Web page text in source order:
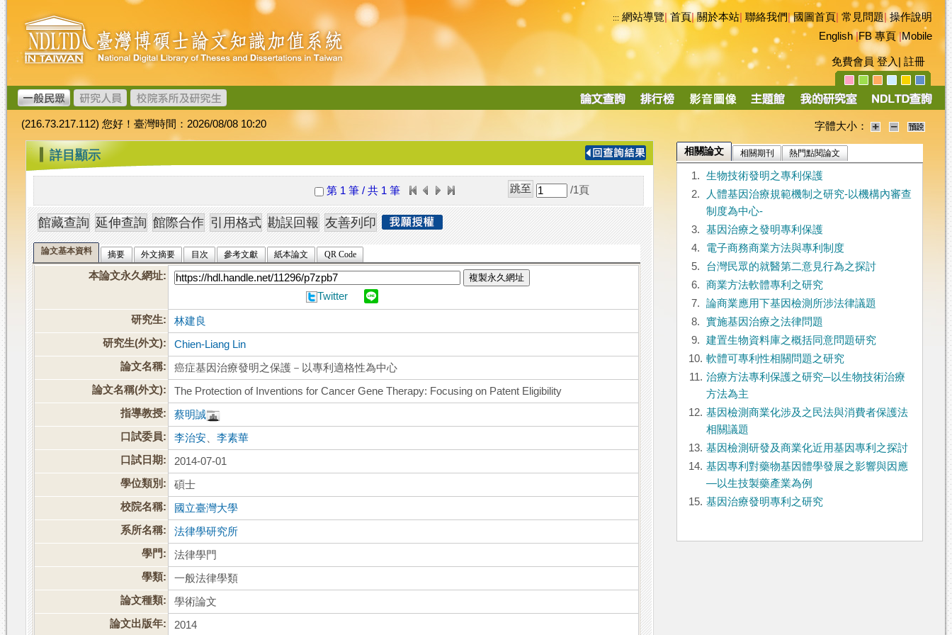
跳
到
主
要
內
容
臺
灣
博
碩
士
論
文
加
值
系
統
::: 網站導覽|首頁|關於本站 聯絡我們|國圖首頁 常見問題|操作說明
English|FB 專頁|Mobile
免費會員 登入 註冊
導
(216.73.217.112) 您好！臺灣時間：2026/08/08 10:20 字體大小：
::: 詳目顯示
第 1 筆 / 共 1 筆 /1 頁
論文基本資料 摘要 外文摘要 目次 參考文獻 紙本論文 QR Code
本論文永久網址: 複製永久網址
Twitter
研究生:
林建良
研究生(外文):
Chien-Liang Lin
論文名稱:
癌症基因治療發明之保護－以專利適格性為中心
論文名稱(外文):
The Protection of Inventions for Cancer Gene Therapy: Focusing on Patent Eligibility
指導教授:
蔡明誠
口試委員:
李治安 、李素華
口試日期:
2014-07-01
學位類別:
碩士
校院名稱:
國立臺灣大學
系所名稱:
法律學研究所
學門:
法律學門
學類:
一般法律學類
論文種類:
學術論文
論文出版年:
2014
相關論文 相關期刊 熱門點閱論文
1.
生物技術發明之專利保護
2.
人體基因治療規範機制之研究-以機構內審查
制度為中心-
3.
基因治療之發明專利保護
4.
電子商務商業方法與專利制度
5.
台灣民眾的就醫第二意見行為之探討
6.
商業方法軟體專利之研究
7.
論商業應用下基因檢測所涉法律議題
8.
實施基因治療之法律問題
9.
建置生物資料庫之概括同意問題研究
10. 軟體可專利性相關問題之研究
11. 治療方法專利保護之研究─以生物技術治療
方法為主
12. 基因檢測商業化涉及之民法與消費者保護法
相關議題
13. 基因檢測研發及商業化近用基因專利之探討
14. 基因專利對藥物基因體學發展之影響與因應
—以生技製藥產業為例
15. 基因治療發明專利之研究